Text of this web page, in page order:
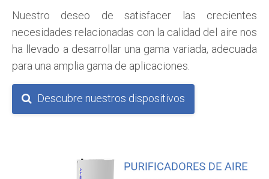
Nuestro deseo de satisfacer las crecientes
necesidades relacionadas con la calidad del aire nos
ha llevado a desarrollar una gama variada, adecuada
para una amplia gama de aplicaciones.
Descubre nuestros dispositivos